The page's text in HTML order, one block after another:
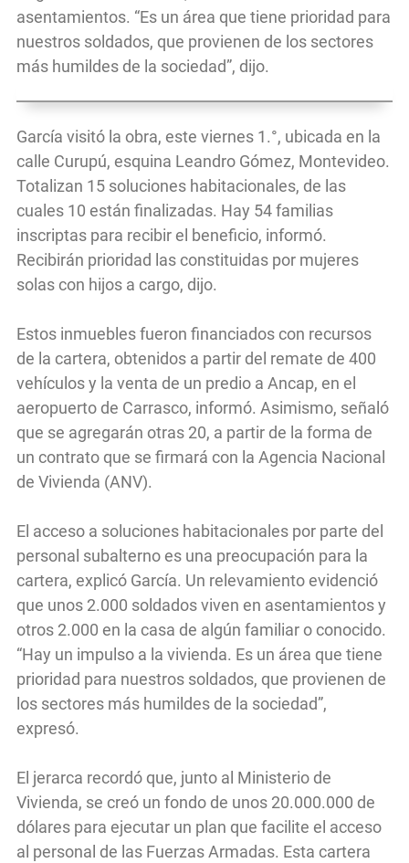
asentamientos. “Es un área que tiene prioridad para
nuestros soldados, que provienen de los sectores
más humildes de la sociedad”, dijo.
García visitó la obra, este viernes 1.°, ubicada en la
calle Curupú, esquina Leandro Gómez, Montevideo.
Totalizan 15 soluciones habitacionales, de las
cuales 10 están finalizadas. Hay 54 familias
inscriptas para recibir el beneficio, informó.
Recibirán prioridad las constituidas por mujeres
solas con hijos a cargo, dijo.
Estos inmuebles fueron financiados con recursos
de la cartera, obtenidos a partir del remate de 400
vehículos y la venta de un predio a Ancap, en el
aeropuerto de Carrasco, informó. Asimismo, señaló
que se agregarán otras 20, a partir de la forma de
un contrato que se firmará con la Agencia Nacional
de Vivienda (ANV).
El acceso a soluciones habitacionales por parte del
personal subalterno es una preocupación para la
cartera, explicó García. Un relevamiento evidenció
que unos 2.000 soldados viven en asentamientos y
otros 2.000 en la casa de algún familiar o conocido.
“Hay un impulso a la vivienda. Es un área que tiene
prioridad para nuestros soldados, que provienen de
los sectores más humildes de la sociedad”,
expresó.
El jerarca recordó que, junto al Ministerio de
Vivienda, se creó un fondo de unos 20.000.000 de
dólares para ejecutar un plan que facilite el acceso
al personal de las Fuerzas Armadas. Esta cartera